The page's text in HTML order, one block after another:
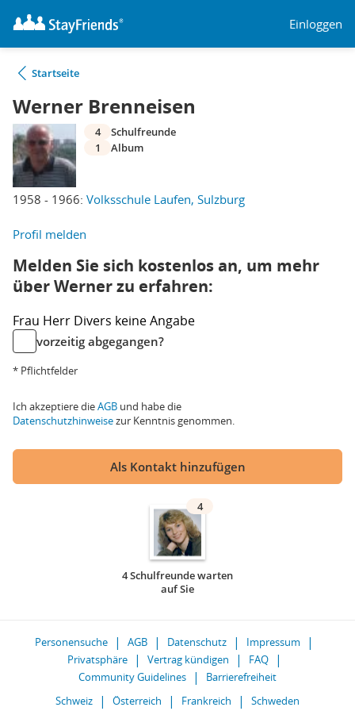
Einloggen
Startseite
Werner Brenneisen
1958 - 1966: Volksschule Laufen, Sulzburg
4
Schulfreunde
1
Album
Profil melden
Melden Sie sich kostenlos an, um mehr
über Werner zu erfahren:
Frau Herr Divers keine Angabe
vorzeitig abgegangen?
* Pflichtfelder
Ich akzeptiere dieAGB und habe die
Datenschutzhinweisezur Kenntnis genommen.
Als Kontakt hinzufügen
4
4 Schulfreunde warten
auf Sie
Personensuche AGB Datenschutz
Impressum
Privatsphäre
Vertrag kündigen
FAQ
Community Guidelines
Barrierefreiheit
Schweiz
Österreich Frankreich Schweden